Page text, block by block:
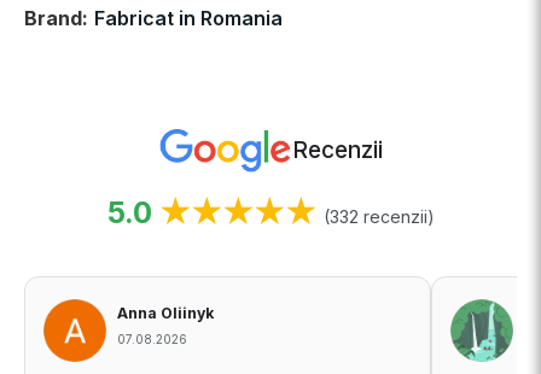
Brand: Fabricat in Romania
Recenzii
5.0 ★★★★★ (332 recenzii)
Anna Oliinyk
07.08.2026